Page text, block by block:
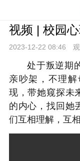
视频 | 校园心
2023-12-22 08:46
处于叛逆期
亲吵架，不理
现，带她窥探未
的内心，找回她
们互相理解，互相